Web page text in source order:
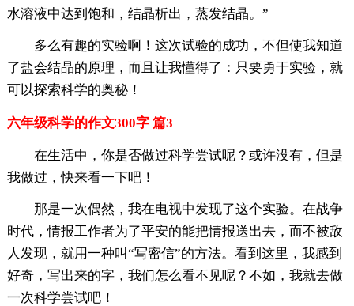
水溶液中达到饱和，结晶析出，蒸发结晶。”
多么有趣的实验啊！这次试验的成功，不但使我知道
了盐会结晶的原理，而且让我懂得了：只要勇于实验，就
可以探索科学的奥秘！
六年级科学的作文300字 篇3
在生活中，你是否做过科学尝试呢？或许没有，但是
我做过，快来看一下吧！
那是一次偶然，我在电视中发现了这个实验。在战争
时代，情报工作者为了平安的能把情报送出去，而不被敌
人发现，就用一种叫“写密信”的方法。看到这里，我感到
好奇，写出来的字，我们怎么看不见呢？不如，我就去做
一次科学尝试吧！